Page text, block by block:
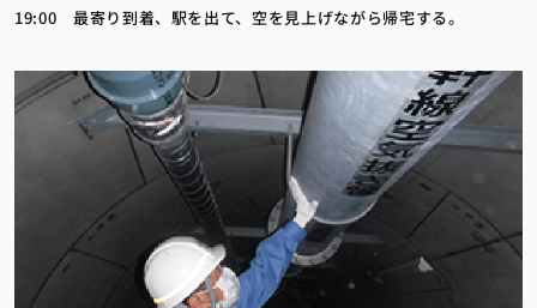
19:00 最寄り到着、駅を出て、空を見上げながら帰宅する。